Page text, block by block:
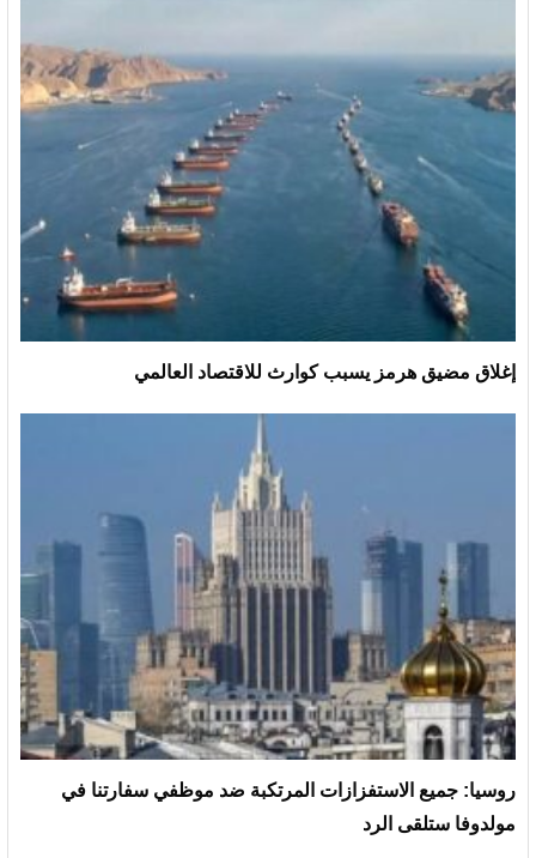
إغلاق مضيق هرمز يسبب كوارث للاقتصاد العالمي
روسيا: جميع الاستفزازات المرتكبة ضد موظفي سفارتنا في
مولدوفا ستلقى الرد